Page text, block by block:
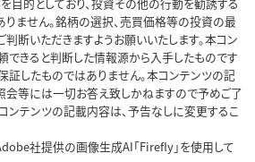
目的としており、投資その他の行動を勧誘する
りません。銘柄の選択、売買価格等の投資の最
断いただきますようお願いいたします。本コン
できると判断した情報源から入手したものです
証したものではありません。本コンテンツの記
会等には一切お答え致しかねますので予めご了
ンテンツの記載内容は、予告なしに変更するこ
社提供の画像生成AI「Firefly」を使用して